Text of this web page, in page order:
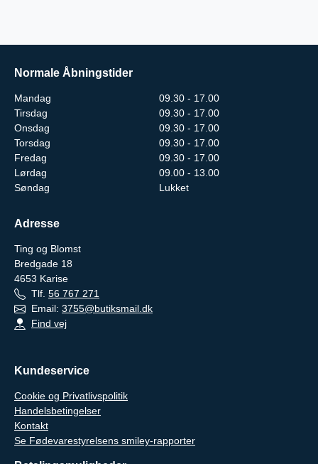
Normale Åbningstider
Mandag
09.30 - 17.00
Tirsdag
09.30 - 17.00
Onsdag
09.30 - 17.00
Torsdag
09.30 - 17.00
Fredag
09.30 - 17.00
Lørdag
09.00 - 13.00
Søndag
Lukket
Adresse
Ting og Blomst
Bredgade 18
4653 Karise
Tlf. 56 767 271
Email: 3755@butiksmail.dk
Find vej
Kundeservice
Cookie og Privatlivspolitik
Handelsbetingelser
Kontakt
Se Fødevarestyrelsens smiley-rapporter